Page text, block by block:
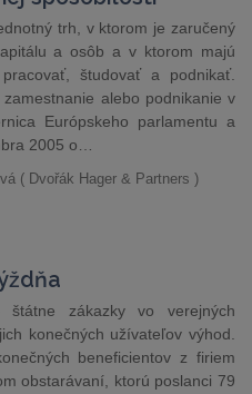
trh, v ktorom je zaručený
a osôb a v ktorom majú
študovať a podnikať.
alebo podnikanie v
Európskeho parlamentu a
2005 o…
( Dvořák Hager & Partners )
zákazky vo verejných
konečných užívateľov výhod.
beneficientov z firiem
obstarávaní, ktorú poslanci 79